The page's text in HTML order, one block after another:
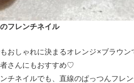
フレンチネイル
おしゃれに決まるオレンジ×ブラウ
さんにもおすすめ♡
チネイルでも、直線のぱっつんフレ